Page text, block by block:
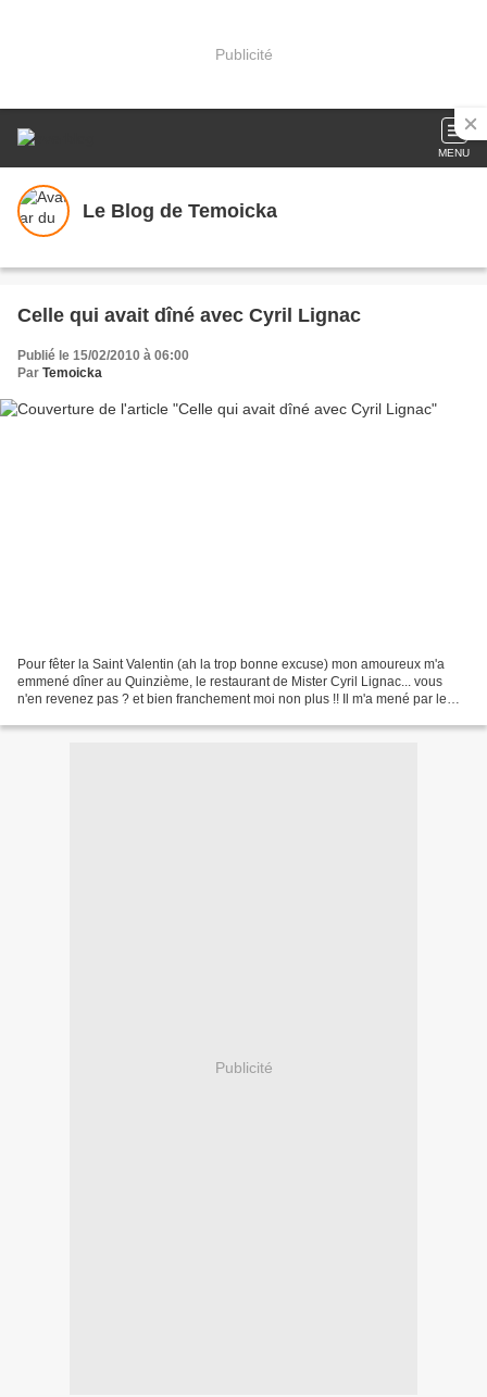
Publicité
MENU
Le Blog de Temoicka
Celle qui avait dîné avec Cyril Lignac
Publié le 15/02/2010 à 06:00
Par Temoicka
Pour fêter la Saint Valentin (ah la trop bonne excuse) mon amoureux m'a
emmené dîner au Quinzième, le restaurant de Mister Cyril Lignac... vous
n'en revenez pas ? et bien franchement moi non plus !! Il m'a mené par le
Publicité